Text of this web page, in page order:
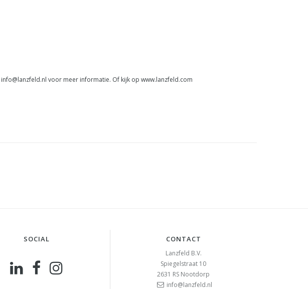
info@lanzfeld.nl voor meer informatie. Of kijk op www.lanzfeld.com
SOCIAL CONTACT
Lanzfeld B.V.
Spiegelstraat 10
2631 RS Nootdorp
info@lanzfeld.nl